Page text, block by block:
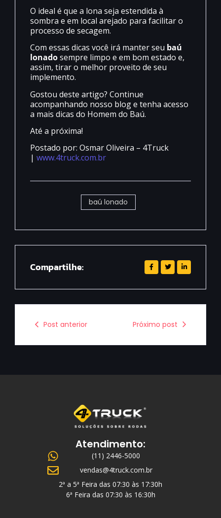
O ideal é que a lona seja estendida à
sombra e em local arejado para facilitar o
processo de secagem.
Com essas dicas você irá manter seu baú
lonadosempre limpo e em bom estado e,
assim, tirar o melhor proveito de seu
implemento.
Gostou deste artigo? Continue
acompanhando nosso blog e tenha acesso
a mais dicas do Homem do Baú.
Até a próxima!
Postado por: Osmar Oliveira – 4Truck
| www.4truck.com.br
baú lonado
Compartilhe:
Post anterior Próximo post
Atendimento:
(11) 2446-5000
vendas@4truck.com.br
2ª a 5ª Feira das 07:30 às 17:30h
6ª Feira das 07:30 às 16:30h